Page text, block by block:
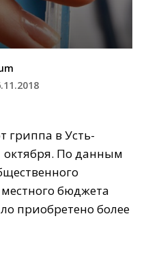
гриппа в Усть-
октября. По данным
бюджета
приобретено более